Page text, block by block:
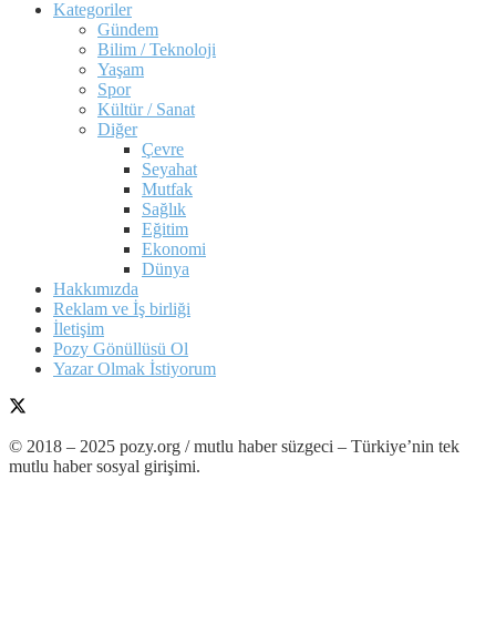
Kategoriler
Gündem
Bilim / Teknoloji
Yaşam
Spor
Kültür / Sanat
Diğer
Çevre
Seyahat
Mutfak
Sağlık
Eğitim
Ekonomi
Dünya
Hakkımızda
Reklam ve İş birliği
İletişim
Pozy Gönüllüsü Ol
Yazar Olmak İstiyorum
© 2018 – 2025 pozy.org / mutlu haber süzgeci – Türkiye’nin tek
mutlu haber sosyal girişimi.